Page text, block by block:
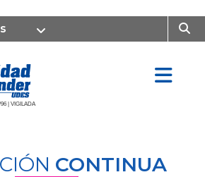
| VIGILADA
CONTINUA